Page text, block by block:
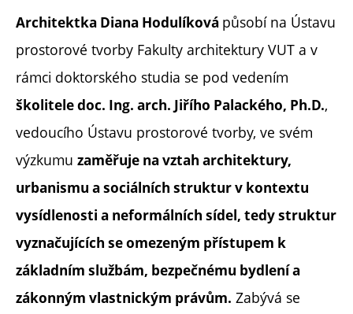
Architektka Diana Hodulíková působí na Ústavu
prostorové tvorby Fakulty architektury VUT a v
rámci doktorského studia se pod vedením
školitele doc. Ing. arch. Jiřího Palackého, Ph.D.,
vedoucího Ústavu prostorové tvorby, ve svém
výzkumu zaměřuje na vztah architektury,
urbanismu a sociálních struktur v kontextu
vysídlenosti a neformálních sídel, tedy struktur
vyznačujících se omezeným přístupem k
základním službám, bezpečnému bydlení a
zákonným vlastnickým právům. Zabývá se